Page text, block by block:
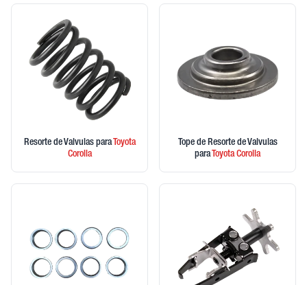
Resorte de Valvulas para Toyota
Corolla
Tope de Resorte de Valvulas
para ToyotaCorolla